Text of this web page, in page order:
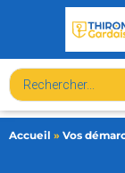
Accueil » Vos